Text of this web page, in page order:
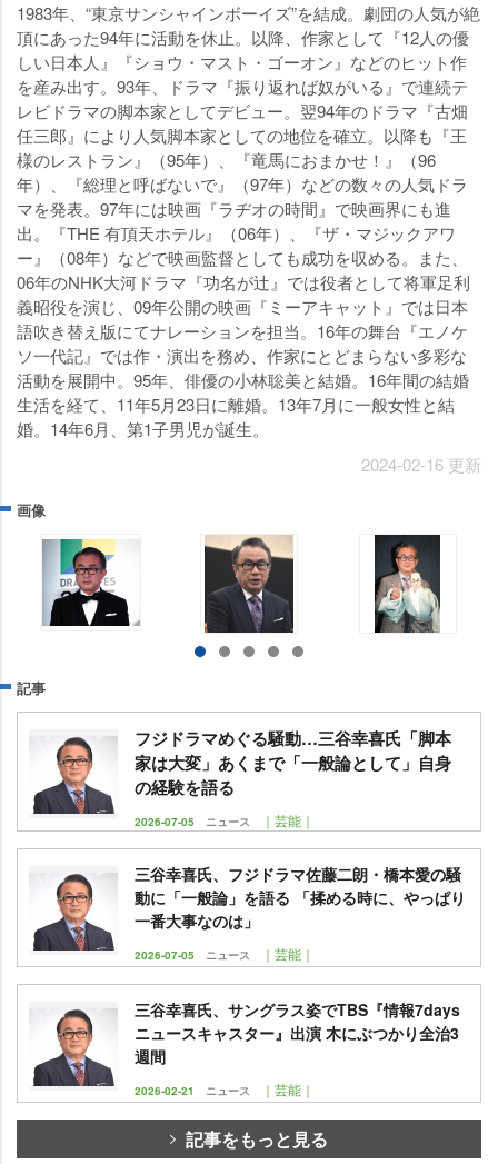
1983年、“東京サンシャインボーイズ”を結成。劇団の人気が絶
頂にあった94年に活動を休止。以降、作家として『12人の優
しい日本人』『ショウ・マスト・ゴーオン』などのヒット作
を産み出す。93年、ドラマ『振り返れば奴がいる』で連続テ
レビドラマの脚本家としてデビュー。翌94年のドラマ『古畑
任三郎』により人気脚本家としての地位を確立。以降も『王
様のレストラン』（95年）、『竜馬におまかせ！』（96
年）、『総理と呼ばないで』（97年）などの数々の人気ドラ
マを発表。97年には映画『ラヂオの時間』で映画界にも進
出。『THE 有頂天ホテル』（06年）、『ザ・マジックアワ
ー』（08年）などで映画監督としても成功を収める。また、
06年のNHK大河ドラマ『功名が辻』では役者として将軍足利
義昭役を演じ、09年公開の映画『ミーアキャット』では日本
語吹き替え版にてナレーションを担当。16年の舞台『エノケ
ソ一代記』では作・演出を務め、作家にとどまらない多彩な
活動を展開中。95年、俳優の小林聡美と結婚。16年間の結婚
生活を経て、11年5月23日に離婚。13年7月に一般女性と結
婚。14年6月、第1子男児が誕生。
2024-02-16 更新
画像
記事
フジドラマめぐる騒動…三谷幸喜氏「脚本
家は大変」あくまで「一般論として」自身
の経験を語る
2026-07-05 ニュース ｜芸能｜
三谷幸喜氏、フジドラマ佐藤二朗・橋本愛の騒
動に「一般論」を語る 「揉める時に、やっぱり
一番大事なのは」
2026-07-05 ニュース ｜芸能｜
三谷幸喜氏、サングラス姿でTBS『情報7days
ニュースキャスター』出演 木にぶつかり全治3
週間
2026-02-21 ニュース ｜芸能｜
記事をもっと見る